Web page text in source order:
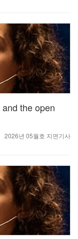
the open
2026년 05월호 지면기사